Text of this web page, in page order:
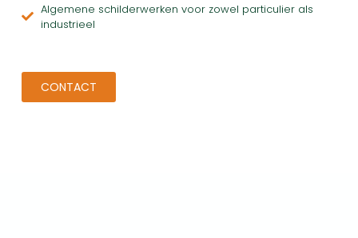
Algemene schilderwerken voor zowel particulier als
industrieel
CONTACT